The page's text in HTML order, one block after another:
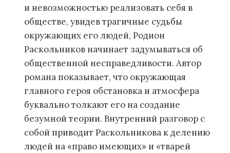
и невозможностью реализовать себя в
обществе, увидев трагичные судьбы
окружающих его людей, Родион
Раскольников начинает задумываться об
общественной несправедливости. Автор
романа показывает, что окружающая
главного героя обстановка и атмосфера
буквально толкают его на создание
безумной теории. Внутренний разговор с
собой приводит Раскольникова к делению
людей на «право имеющих» и «тварей